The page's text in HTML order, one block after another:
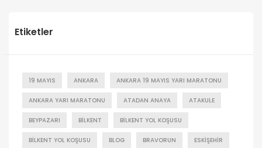
Etiketler
19 MAYIS ANKARA ANKARA 19 MAYIS YARI MARATONU
ANKARA YARI MARATONU ATADAN ANAYA ATAKULE
BEYPAZARI BILKENT BILKENT YOL KOŞUSU
BILKENT YOL KOŞUSU BLOG BRAVORUN ESKIŞEHIR